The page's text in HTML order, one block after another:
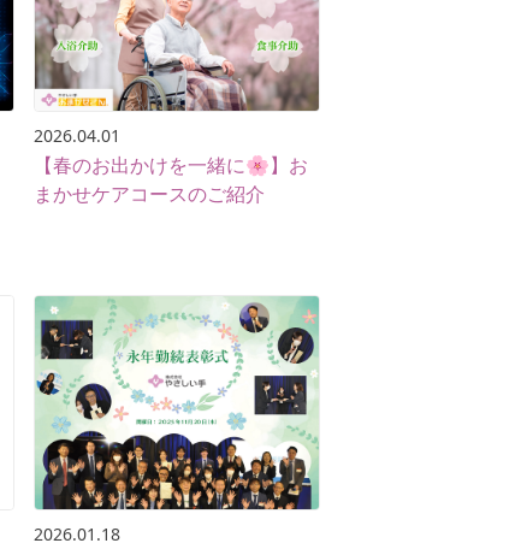
2026.04.01
【春のお出かけを一緒に🌸】お
まかせケアコースのご紹介
2026.01.18